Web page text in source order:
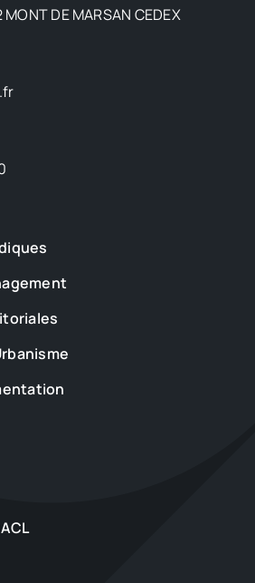
DE MARSAN CEDEX